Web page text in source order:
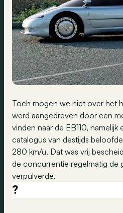
Toch mogen we niet over het
werd aangedreven door een
vinden naar de EB110, namelijk
catalogus van destijds
280 km/u. Dat was vrij
de concurrentie regelmatig de
verpulverde.
?